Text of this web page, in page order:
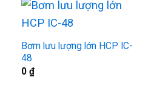
Bơm lưu lượng lớn HCP IC-
48
0 ₫